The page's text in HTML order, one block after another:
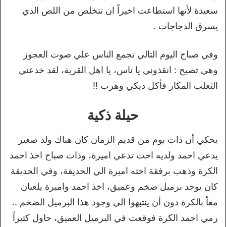
سعيدة لأنها استطاعت اخيراً ان تتخلص من اللص الذي
يسرق الدجاجات .
وفي صباح اليوم التالي تجمع الناس علي صوت العجوز
وهي تصيح : انقذوني يا ناس، يا اهل القرية، لقد خدعني
الثعلب المكار فأكل ديكي وهرب !!
حيلة ذكية
يحكي أن ذات يوم من قديم الزمان كان هناك ولد صغير
يدعي احمد ولديه اخت تدعي اميرة، وذات صباح اخذ احمد
الكرة وذهب برفقة اخته اميرة الي الحديقة، وفي الحديقة
كان يوجد برميل ضخم وعميق، اخذ احمد واميرة يلعبان
معاً بالكرة دون أن ينتبهوا الي وجود هذا البرميل الضخم ..
رمي احمد الكرة فوقعت في البرميل العميق، حاول كثيراً